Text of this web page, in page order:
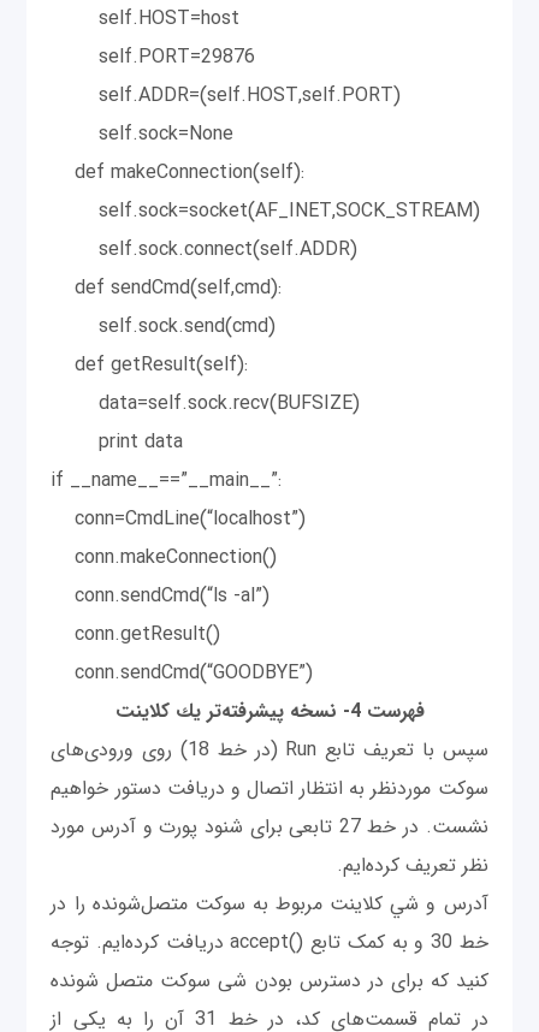
self.HOST=host
self.PORT=29876
self.ADDR=(self.HOST,self.PORT)
self.sock=None
def makeConnection(self):
self.sock=socket(AF_INET,SOCK_STREAM)
self.sock.connect(self.ADDR)
def sendCmd(self,cmd):
self.sock.send(cmd)
def getResult(self):
data=self.sock.recv(BUFSIZE)
print data
if __name__==”__main__”:
conn=CmdLine(“localhost”)
conn.makeConnection()
conn.sendCmd(“ls -al”)
conn.getResult()
conn.sendCmd(“GOODBYE”)
فهرست 4- نسخه پيشرفته‌تر يك كلاينت
سپس با تعريف تابع Run (در خط 18) روی ورودی‌های
سوکت مورد‌نظر به انتظار اتصال و دریافت دستور خواهیم
نشست. در خط 27 تابعی برای شنود پورت و آدرس مورد
نظر تعریف کرده‌ایم.
آدرس و شي کلاینت مربوط به سوکت متصل‌شونده را در
خط 30 و به کمک تابع ()accept دریافت کرده‌ایم. توجه
کنید که برای در دسترس بودن شی سوکت متصل شونده
در تمام قسمت‌های کد، در خط 31 آن را به یکی از